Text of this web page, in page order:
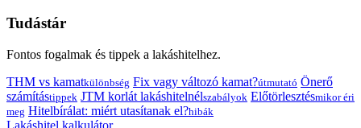
Tudástár
Fontos fogalmak és tippek a lakáshitelhez.
THM vs kamatkülönbség Fix vagy változó kamat?útmutató Önerő
számítástippek JTM korlát lakáshitelnélszabályok Előtörlesztésmikor éri
meg Hitelbírálat: miért utasítanak el?hibák
Lakáshitel kalkulátor